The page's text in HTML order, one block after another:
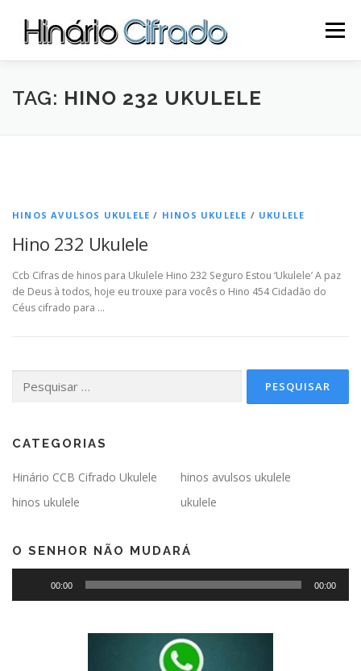
Menu
INÍCIO SITE CIFRAS CCB UKULELE CCB
TAG: HINO 232 UKULELE
HINOS AVULSOS UKULELE / HINOS UKULELE / UKULELE
Hino 232 Ukulele
Ccb Cifras de hinos para Ukulele Hino 232 Seguro Estou ‘Ukulele’ A paz
de Deus à todos, hoje eu trouxe para vocês o Hino 454 Cidadão do
Céus cifrado para …
por:
CATEGORIAS
Hinário CCB Cifrado Ukulele
hinos avulsos ukulele
hinos ukulele
ukulele
O SENHOR NÃO MUDARÁ
00:00 00:00